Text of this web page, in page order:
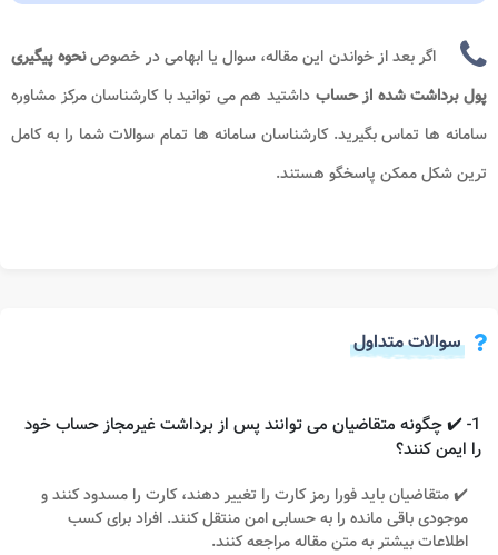
اگر بعد از خواندن این مقاله، سوال یا ابهامی در خصوصنحوه پیگیری
پول برداشت شده از حساب​ داشتید هم می توانید با کارشناسان مرکز مشاوره
سامانه ها تماس بگیرید. کارشناسان سامانه ها تمام سوالات شما را به کامل
ترین شکل ممکن پاسخگو هستند.
سوالات متداول
1- ✔️ چگونه متقاضیان می توانند پس از برداشت غیرمجاز حساب خود
را ایمن کنند؟
✔️ متقاضیان باید فورا رمز کارت را تغییر دهند، کارت را مسدود کنند و
موجودی باقی مانده را به حسابی امن منتقل کنند. افراد برای کسب
اطلاعات بیشتر به متن مقاله مراجعه کنند.